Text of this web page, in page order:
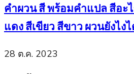
คำผวน สี พร้อมคำแปล สีอะ
แดง สีเขียว สีขาว ผวนยังไง
28 ต.ค. 2023